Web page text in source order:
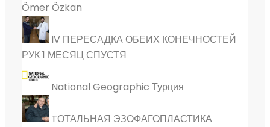
Ömer Özkan
IV ПЕРЕСАДКА ОБЕИХ КОНЕЧНОСТЕЙ
РУК 1 МЕСЯЦ СПУСТЯ
National Geographic Турция
TОТАЛЬНАЯ ЭЗОФАГОПЛАСТИКА